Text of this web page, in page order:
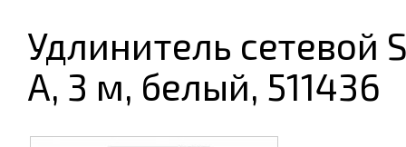
ИГРЫ
КНИГИ
ПОДАРКИ И ПРАЗДНИК
ПОСУДА
СРЕДСТВА ИНДИВИД. ЗАЩИТЫ
Удлинитель сетевой
А, 3 м, белый, 511436